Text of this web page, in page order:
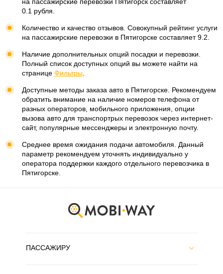
0.1 рубля.
Количество и качество отзывов. Совокупный рейтинг услуги
на пассажирские перевозки в Пятигорске составляет 9.2.
Наличие дополнительных опций посадки и перевозки.
Полный список доступных опций вы можете найти на
странице Фильтры
Доступные методы заказа авто в Пятигорске. Рекомендуем
обратить внимание на наличие номеров телефона от
разных операторов, мобильного приложения, опции
вызова авто для транспортрых перевозок через интернет-
сайт, популярные мессенджеры и электронную почту.
Среднее время ожидания подачи автомобиля. Данный
параметр рекомендуем уточнять индивидуально у
оператора поддержки каждого отдельного перевозчика в
Пятигорске.
ПАССАЖИРУ